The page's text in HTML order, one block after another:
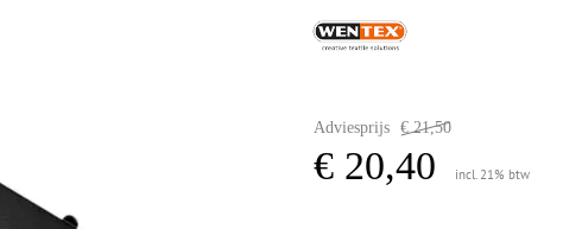
Adviesprijs € 21,50
€ 20,40 incl. 21% btw